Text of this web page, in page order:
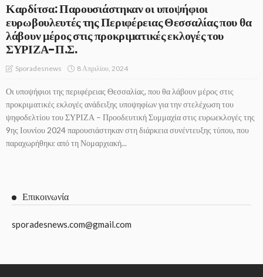
Καρδίτσα: Παρουσιάστηκαν οι υποψήφιοι
ευρωβουλευτές της Περιφέρειας Θεσσαλίας που θα
λάβουν μέρος στις προκριματικές εκλογές του
ΣΥΡΙΖΑ-Π.Σ.
Sporadesnews 8 Απριλίου, 2024
Οι υποψήφιοι της περιφέρειας Θεσσαλίας, που θα λάβουν μέρος στις
προκριματικές εκλογές ανάδειξης υποψηφίων για την στελέχωση του
ψηφοδελτίου του ΣΥΡΙΖΑ – Προοδευτική Συμμαχία στις ευρωεκλογές της
9ης Ιουνίου 2024 παρουσιάστηκαν στη διάρκεια συνέντευξης τύπου, που
παραχωρήθηκε από τη Νομαρχιακή...
Επικοινωνία
sporadesnews.com@gmail.com